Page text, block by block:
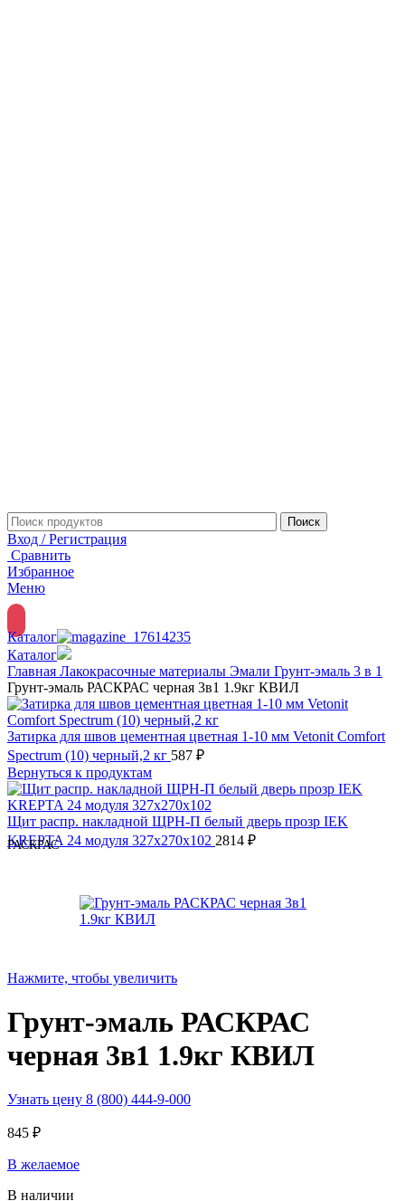
Поиск
Вход / Регистрация
Сравнить
Избранное
Меню
Каталог
Каталог
Главная Лакокрасочные материалы Эмали Грунт-эмаль 3 в 1
Грунт-эмаль РАСКРАС черная 3в1 1.9кг КВИЛ
Затирка для швов цементная цветная 1-10 мм Vetonit Comfort
Spectrum (10) черный,2 кг 587 ₽
Вернуться к продуктам
Щит распр. накладной ЩРН-П белый дверь прозр IEK
KREPTA 24 модуля 327х270х102 2814 ₽
РАСКРАС
Нажмите, чтобы увеличить
Грунт-эмаль РАСКРАС
черная 3в1 1.9кг КВИЛ
Узнать цену 8 (800) 444-9-000
845 ₽
В желаемое
В наличии